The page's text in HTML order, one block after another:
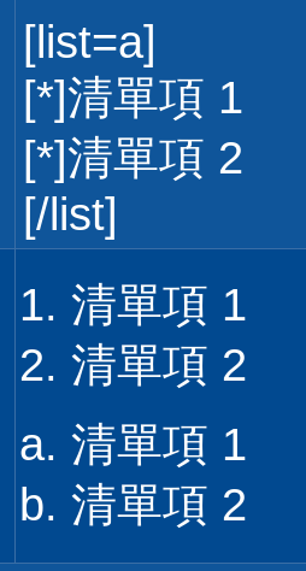
[list=a]
[*]清單項 1
[*]清單項 2
[/list]
清單項 1
清單項 2
清單項 1
清單項 2